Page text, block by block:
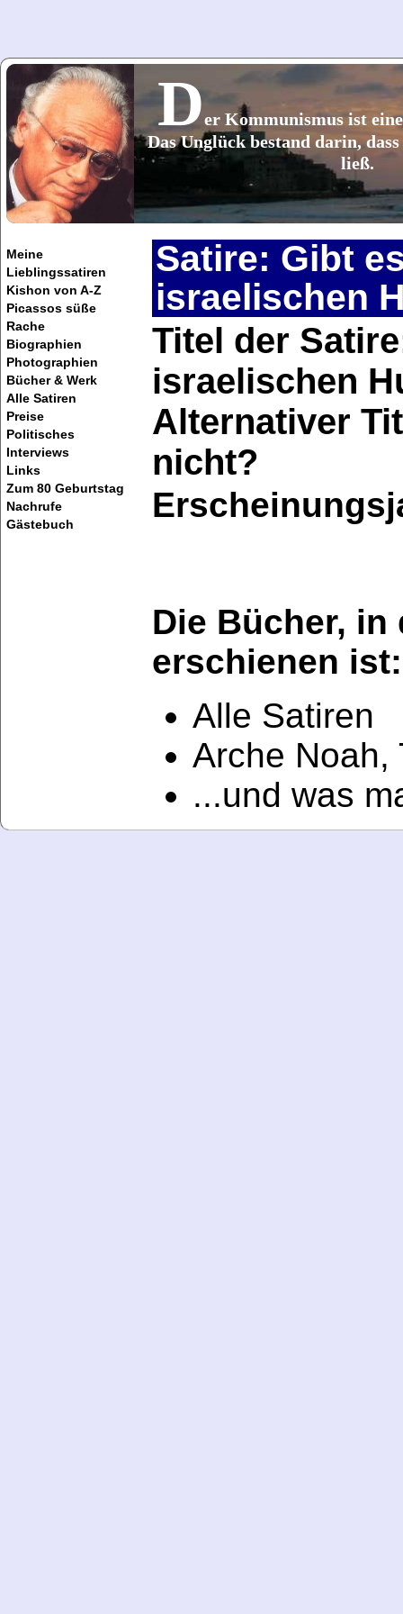
Der Kommunismus ist
Das Unglück bestand darin,
ließ.
Meine
Lieblingssatiren
Kishon von A-Z
Picassos süße
Rache
Biographien
Photographien
Bücher & Werk
Alle Satiren
Preise
Politisches
Interviews
Links
Zum 80 Geburtstag
Nachrufe
Gästebuch
Satire: Gibt
israelischen
Titel der
israelischen
Alternativer
nicht?
Die Bücher, in
erschienen ist:
Alle Satiren
Arche Noah,
...und was